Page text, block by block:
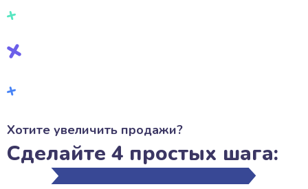
Хотите увеличить продажи?
Сделайте 4 простых шага: